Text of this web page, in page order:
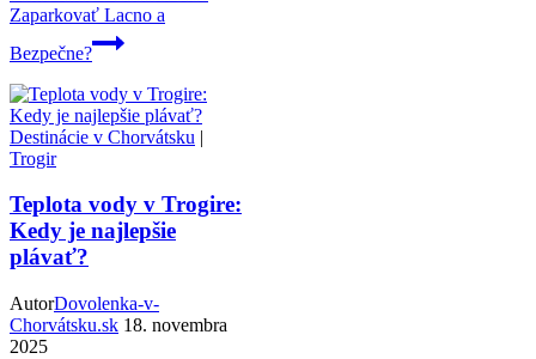
Zaparkovať Lacno a
Bezpečne?
Destinácie v Chorvátsku |
Trogir
Teplota vody v Trogire:
Kedy je najlepšie
plávať?
AutorDovolenka-v-
Chorvátsku.sk 18. novembra
2025